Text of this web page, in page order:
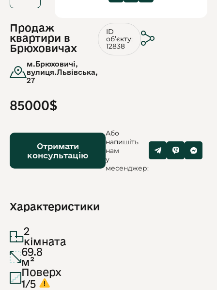
Продаж
квартири в
Брюховичах
м.Брюховичі,
вулиця.Львівська,
27
ID
обʼєкту:
12838
85000$
Отримати
консультацію
Або
напишіть
нам
у
месенджер:
Характеристики
2
кімната
69.8
м²
Поверх
1/5